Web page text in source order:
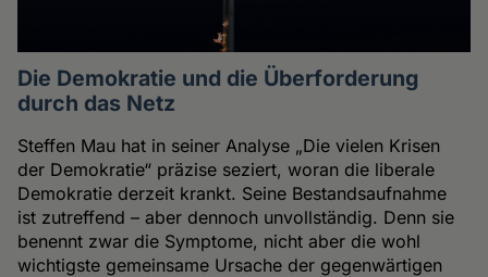
Die Demokratie und die Überforderung
durch das Netz
Steffen Mau hat in seiner Analyse „Die vielen Krisen
der Demokratie“ präzise seziert, woran die liberale
Demokratie derzeit krankt. Seine Bestandsaufnahme
ist zutreffend – aber dennoch unvollständig. Denn sie
benennt zwar die Symptome, nicht aber die wohl
wichtigste gemeinsame Ursache der gegenwärtigen